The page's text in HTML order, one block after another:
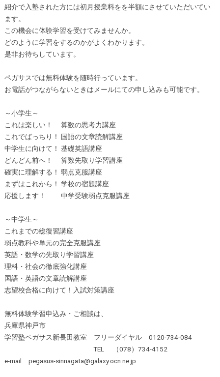
紹介で入塾された方には初月授業料をを半額にさせていただいてい
ます。
この機会に体験学習を受けてみませんか。
どのように学習をするのかがよくわかります。
是非お待ちしています。
ペガサスでは無料体験を随時行っています。
お電話がつながらないときはメールにての申し込みも可能です。
～小学生～
これは楽しい！ 算数の思考力講座
これでばっちり！ 国語の文章読解講座
中学生に向けて！ 基礎英語講座
どんどん前へ！ 算数先取り学習講座
確実に理解する！ 弱点克服講座
まずはこれから！ 学校の宿題講座
応援します！ 中学受験弱点克服講座
～中学生～
これまでの総復習講座
弱点教科や単元の完全克服講座
英語・数学の先取り学習講座
理科・社会の徹底強化講座
国語・英語の文章読解講座
志望校合格に向けて！入試対策講座
無料体験学習申込み・ご相談は、
兵庫県神戸市
学習塾ペガサス新長田教室 フリーダイヤル 0120-734-084
TEL （078）734-4152
e-mail pegasus-sinnagata@galaxy.ocn.ne.jp